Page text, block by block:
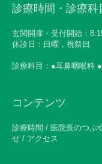
診療時間・診療科
玄関開扉・受付開始：
休診日：日曜，祝祭日
診療科目：●耳鼻咽喉科
コンテンツ
診療時間 / 医院長のつぶ
せ / アクセス